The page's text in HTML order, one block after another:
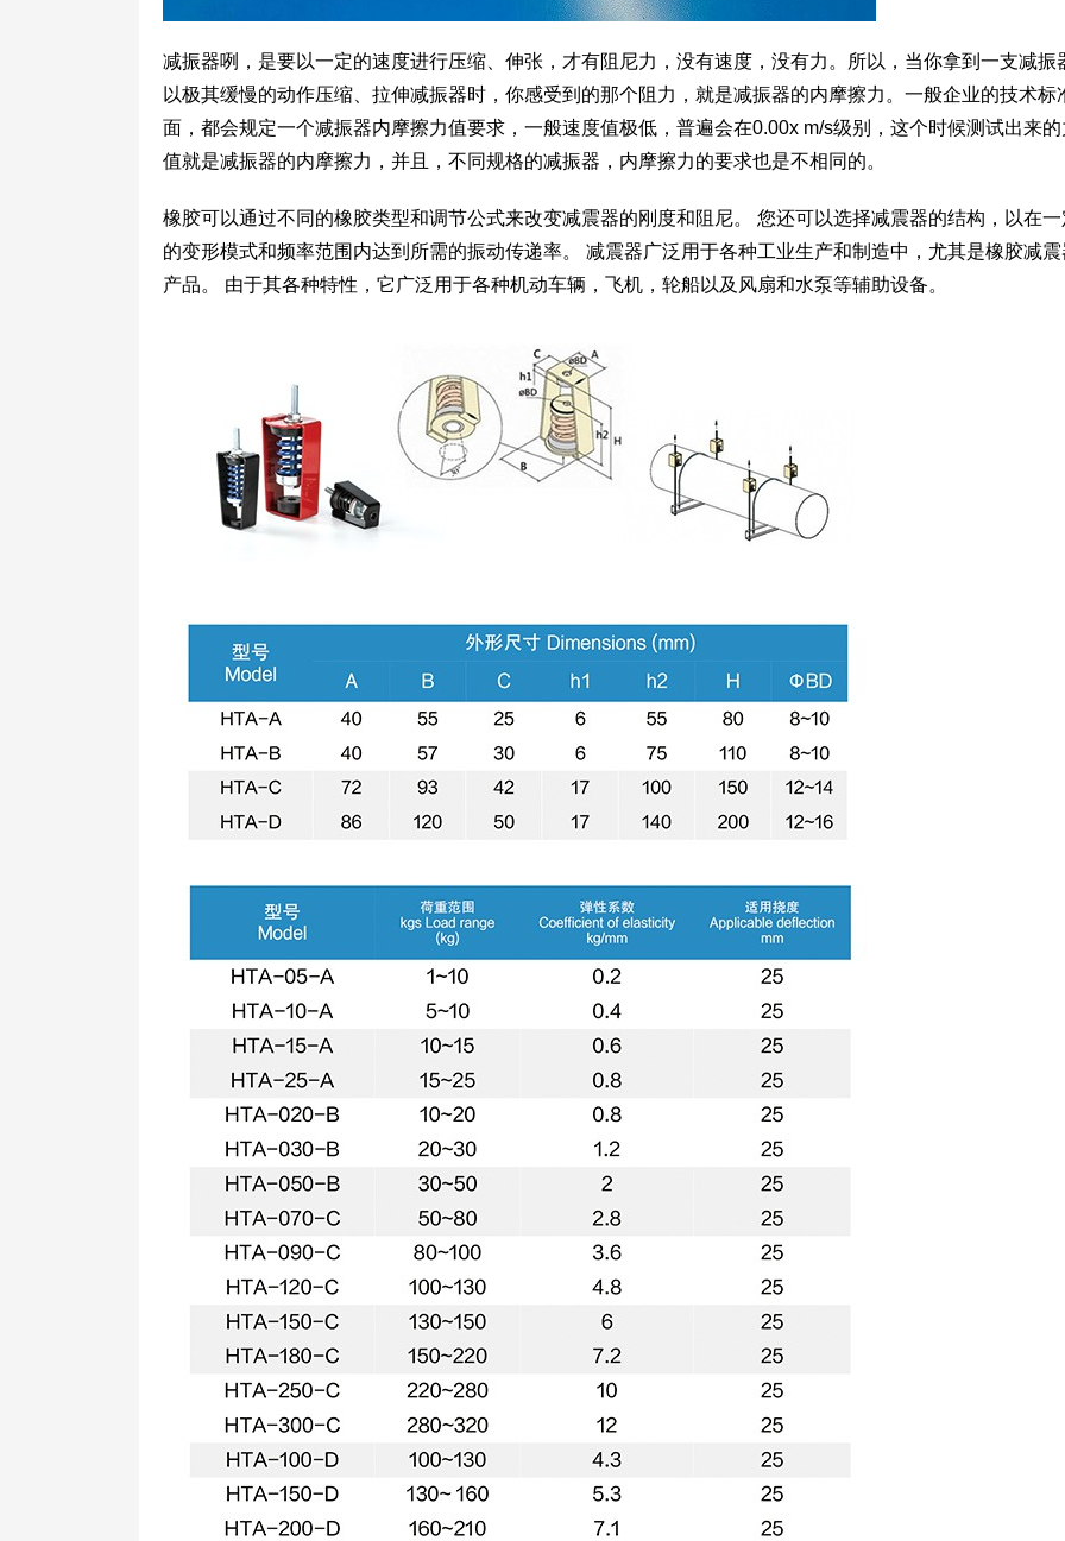
减振器咧，是要以一定的速度进行压缩、伸张，才有阻尼力，没有速度，没有力。所以，当你拿到一支减振
以极其缓慢的动作压缩、拉伸减振器时，你感受到的那个阻力，就是减振器的内摩擦力。一般企业的技术标
面，都会规定一个减振器内摩擦力值要求，一般速度值极低，普遍会在0.00x m/s级别，这个时候测试出来的
值就是减振器的内摩擦力，并且，不同规格的减振器，内摩擦力的要求也是不相同的。
橡胶可以通过不同的橡胶类型和调节公式来改变减震器的刚度和阻尼。 您还可以选择减震器的结构，以在一
的变形模式和频率范围内达到所需的振动传递率。 减震器广泛用于各种工业生产和制造中，尤其是橡胶减震
产品。 由于其各种特性，它广泛用于各种机动车辆，飞机，轮船以及风扇和水泵等辅助设备。